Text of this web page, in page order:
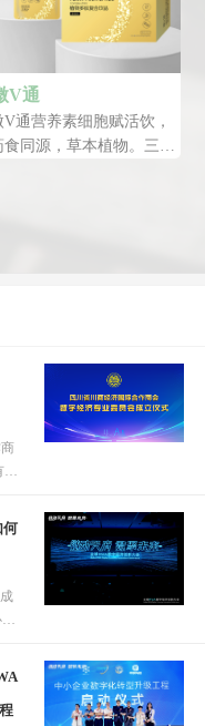
V通
V通营养素细胞赋活饮，
食同源，草本植物。三大
限
与
何